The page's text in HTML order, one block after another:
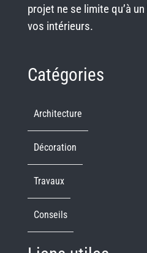
projet ne se limite qu’à
vos intérieurs.
Catégories
Architecture
Décoration
Travaux
Conseils